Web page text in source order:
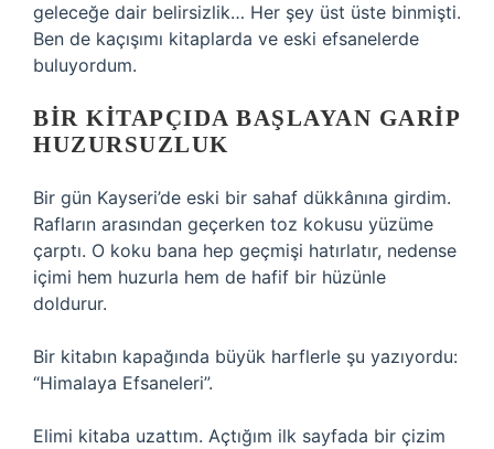
geleceğe dair belirsizlik… Her şey üst üste binmişti.
Ben de kaçışımı kitaplarda ve eski efsanelerde
buluyordum.
BIR KITAPÇIDA BAŞLAYAN GARIP
HUZURSUZLUK
Bir gün Kayseri’de eski bir sahaf dükkânına girdim.
Rafların arasından geçerken toz kokusu yüzüme
çarptı. O koku bana hep geçmişi hatırlatır, nedense
içimi hem huzurla hem de hafif bir hüzünle
doldurur.
Bir kitabın kapağında büyük harflerle şu yazıyordu:
“Himalaya Efsaneleri”.
Elimi kitaba uzattım. Açtığım ilk sayfada bir çizim